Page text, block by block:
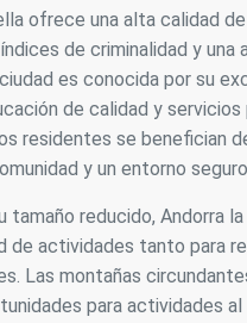
ofrece una alta calidad
de criminalidad y una
es conocida por su
de calidad y servicios
residentes se benefician
y un entorno
tamaño reducido, Andorra
de actividades tanto para
Las montañas
para actividades